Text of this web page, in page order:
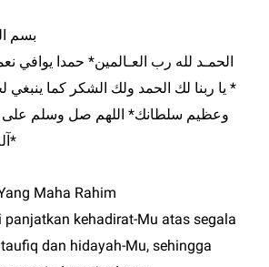
بسم
* يا ربنا لك الحمد ولك الشكر كما ينبغي
وعظيم سلطانك* اللهم صل وسلم على
آله وأصحابه أجمعين*
Maha Rahim
panjatkan kehadirat-Mu atas segala
dan hidayah-Mu, sehingga